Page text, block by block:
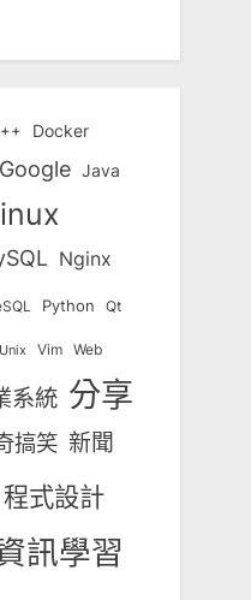
Docker
Google Java
Nginx
Python Qt
Unix Vim Web
系統 分享
搞笑 新聞
程式設計
訊學習